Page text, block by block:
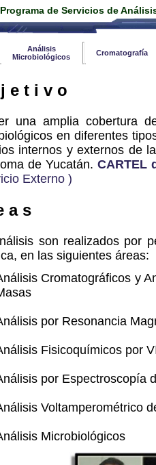
Programa de Servicios de
Análisis
Microbiológicos
Cromatografía